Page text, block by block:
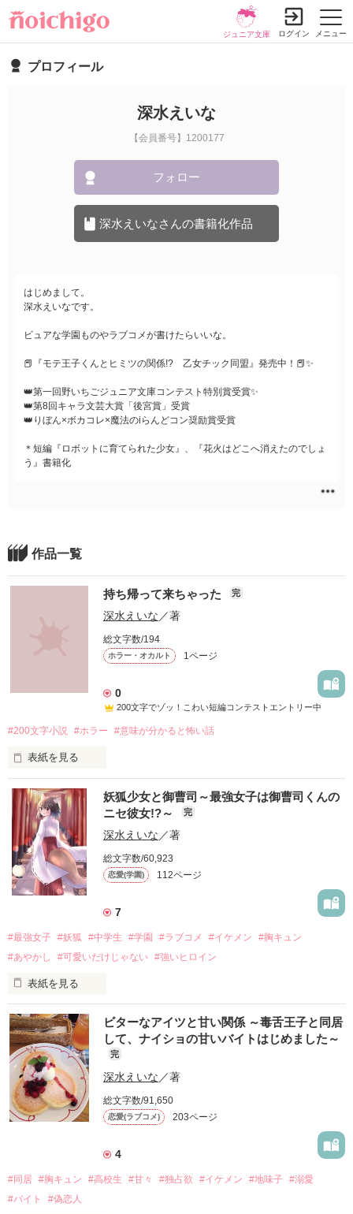
メニュー
ジュニア文庫 ログイン
プロフィール
深水えいな
【会員番号】1200177
フォロー
深水えいなさんの書籍化作品
はじめまして。
深水えいなです。
ビュアな学園ものやラブコメが書けたらいいな。
📕『モテ王子くんとヒミツの関係!? 乙女チック同盟』発売中！📕✨
👑第一回野いちごジュニア文庫コンテスト特別賞受賞✨
👑第8回キャラ文芸大賞「後宮賞」受賞
👑りぼん×ボカコレ×魔法のiらんどコン奨励賞受賞
＊短編『ロボットに育てられた少女』、『花火はどこへ消えたのでしょ
う』書籍化
作品一覧
持ち帰って来ちゃった 完
深水えいな ／著
総文字数/194
ホラー・オカルト 1ページ
0
200文字でゾッ！こわい短編コンテストエントリー中
#200文字小説 #ホラー #意味が分かると怖い話
表紙を見る
200文字のホラー小説です
作品を読む
妖狐少女と御曹司～最強女子は御曹司くんの
ニセ彼女!?～
完
深水えいな ／著
総文字数/60,923
恋愛(学園) 112ページ
7
#最強女子 #妖狐 #中学生 #学園 #ラブコメ #イケメン
#胸キュン
#あやかし
#可愛いだけじゃない #強いヒロイン
表紙を見る
みんな、妖怪って信じる？
実は、私――仁科朱里《にしな　あかり》は
昔、このあたりを支配していた最強妖怪「妖狐」の子孫。
だから他の子に比べて力も強いし
この事はもちろん誰にも内緒。
だから目立たないように地味に学校生活を送ってるんだ。
ビターなアイツと甘い関係 ～毒舌王子と同居
して、ナイショの甘いバイトはじめました～
完
深水えいな／著
総文字数/91,650
恋愛(ラブコメ) 203ページ
4
#同居 #胸キュン #高校生 #甘々 #独占欲 #イケメン #地味子 #溺愛
#バイト
#偽恋人